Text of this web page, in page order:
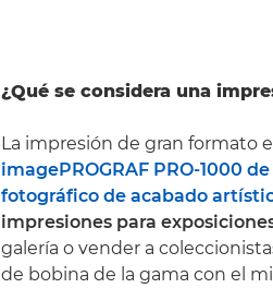
¿Qué se considera una
La impresión de gran formato
imagePROGRAF PRO-1000
fotográfico de acabado
impresiones para
galería o vender a
de bobina de la gama con el